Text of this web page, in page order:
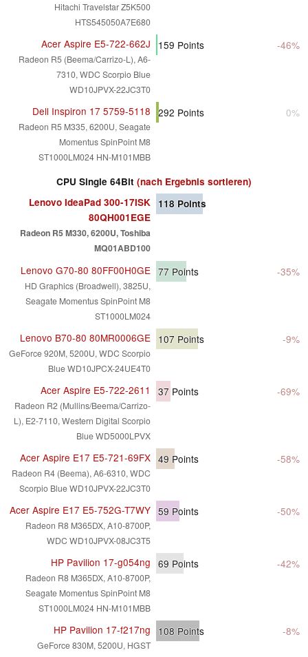
Hitachi Travelstar Z5K500
HTS545050A7E680
Acer Aspire E5-722-662J
Radeon R5 (Beema/Carrizo-L), A6-
7310, WDC Scorpio Blue
WD10JPVX-22JC3T0
159 Points -46%
Dell Inspiron 17 5759-5118
Radeon R5 M335, 6200U, Seagate
Momentus SpinPoint M8
ST1000LM024 HN-M101MBB
292 Points 0%
CPU Single 64Bit (nach Ergebnis sortieren)
Lenovo IdeaPad 300-17ISK
80QH001EGE
Radeon R5 M330, 6200U, Toshiba
MQ01ABD100
118 Points
Lenovo G70-80 80FF00H0GE
HD Graphics (Broadwell), 3825U,
Seagate Momentus SpinPoint M8
ST1000LM024
77 Points -35%
Lenovo B70-80 80MR0006GE
GeForce 920M, 5200U, WDC Scorpio
Blue WD10JPCX-24UE4T0
107 Points -9%
Acer Aspire E5-722-2611
Radeon R2 (Mullins/Beema/Carrizo-
L), E2-7110, Western Digital Scorpio
Blue WD5000LPVX
37 Points -69%
Acer Aspire E17 E5-721-69FX
Radeon R4 (Beema), A6-6310, WDC
Scorpio Blue WD10JPVX-22JC3T0
49 Points -58%
Acer Aspire E17 E5-752G-T7WY
Radeon R8 M365DX, A10-8700P,
WDC WD10JPVX-08JC3T5
59 Points -50%
HP Pavilion 17-g054ng
Radeon R8 M365DX, A10-8700P,
Seagate Momentus SpinPoint M8
ST1000LM024 HN-M101MBB
69 Points -42%
HP Pavilion 17-f217ng
GeForce 830M, 5200U, HGST
108 Points -8%